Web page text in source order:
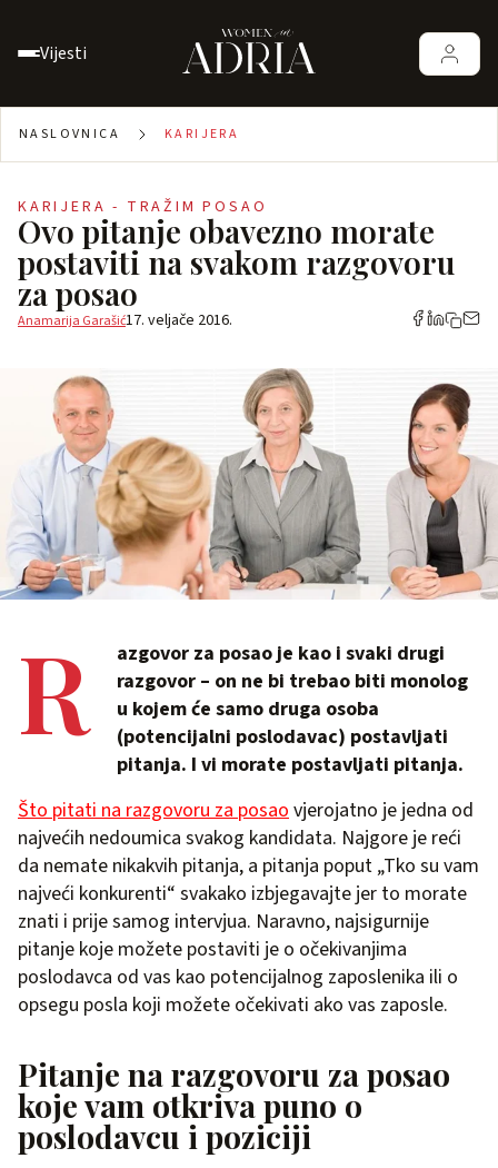
Vijesti
NASLOVNICA KARIJERA
KARIJERA - TRAŽIM POSAO
Ovo pitanje obavezno morate
postaviti na svakom razgovoru
za posao
Anamarija Garašić17. veljače 2016.
R
azgovor za posao je kao i svaki drugi
razgovor – on ne bi trebao biti monolog
u kojem će samo druga osoba
(potencijalni poslodavac) postavljati
pitanja. I vi morate postavljati pitanja.
Što pitati na razgovoru za posaovjerojatno je jedna od
najvećih nedoumica svakog kandidata. Najgore je reći
da nemate nikakvih pitanja, a pitanja poput „Tko su vam
najveći konkurenti“ svakako izbjegavajte jer to morate
znati i prije samog intervjua. Naravno, najsigurnije
pitanje koje možete postaviti je o očekivanjima
poslodavca od vas kao potencijalnog zaposlenika ili o
opsegu posla koji možete očekivati ako vas zaposle.
Pitanje na razgovoru za posao
koje vam otkriva puno o
poslodavcu i poziciji